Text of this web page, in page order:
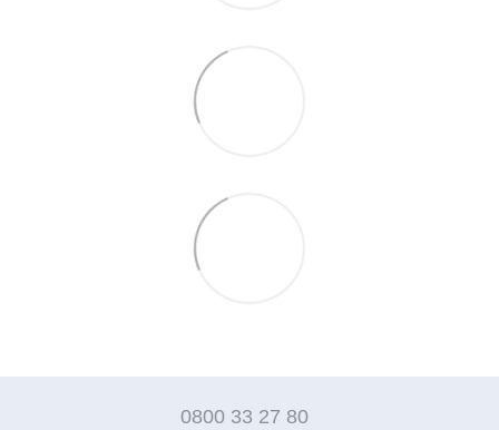
0800 33 27 80